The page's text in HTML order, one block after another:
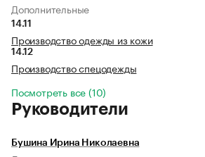
Дополнительные
14.11
Производство одежды из кожи
14.12
Производство спецодежды
Посмотреть все (10)
Руководители
Бушина Ирина Николаевна